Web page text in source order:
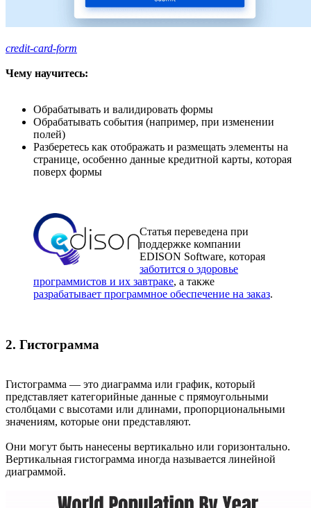
credit-card-form
Чему научитесь:
Обрабатывать и валидировать формы
Обрабатывать события (например, при изменении
полей)
Разберетесь как отображать и размещать элементы на
странице, особенно данные кредитной карты, которая
поверх формы
Статья переведена при
поддержке компании
EDISON Software, которая
заботится о здоровье
программистов и их завтраке, а также
разрабатывает программное обеспечение на заказ.
2. Гистограмма
Гистограмма — это диаграмма или график, который
представляет категорийные данные с прямоугольными
столбцами с высотами или длинами, пропорциональными
значениям, которые они представляют.
Они могут быть нанесены вертикально или горизонтально.
Вертикальная гистограмма иногда называется линейной
диаграммой.